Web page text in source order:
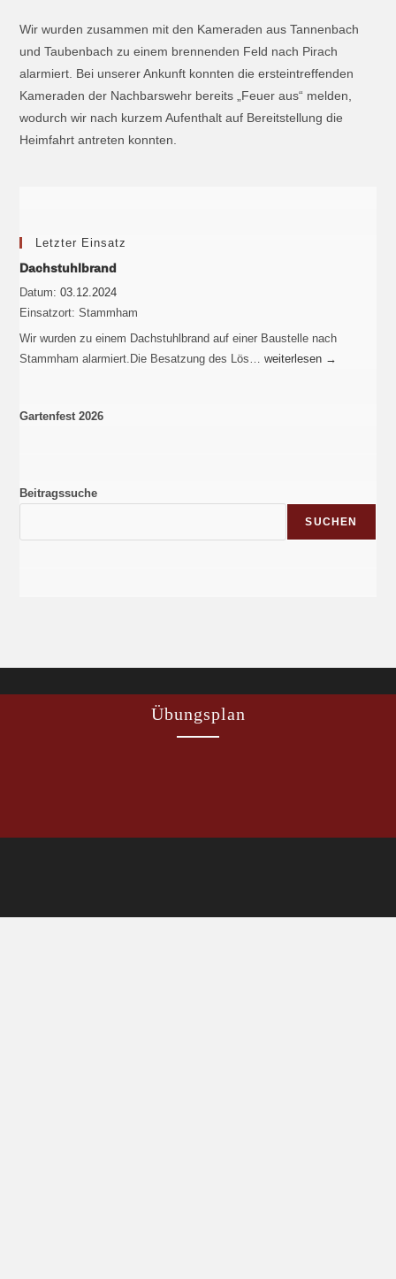
Wir wurden zusammen mit den Kameraden aus Tannenbach
und Taubenbach zu einem brennenden Feld nach Pirach
alarmiert. Bei unserer Ankunft konnten die ersteintreffenden
Kameraden der Nachbarswehr bereits „Feuer aus“ melden,
wodurch wir nach kurzem Aufenthalt auf Bereitstellung die
Heimfahrt antreten konnten.
Letzter Einsatz
Dachstuhlbrand
Datum:03.12.2024
Einsatzort: Stammham
Wir wurden zu einem Dachstuhlbrand auf einer Baustelle nach
Stammham alarmiert.Die Besatzung des Lös…weiterlesen →
Gartenfest 2026
Beitragssuche
SUCHEN
Übungsplan